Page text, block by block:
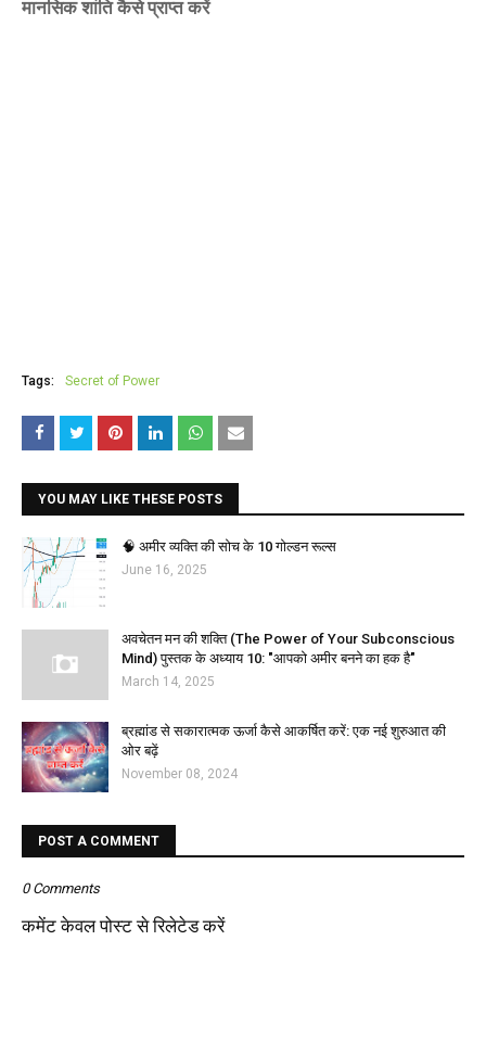
मानसिक शांति कैसे प्राप्त करें
Tags: Secret of Power
YOU MAY LIKE THESE POSTS
🧠 अमीर व्यक्ति की सोच के 10 गोल्डन रूल्स
June 16, 2025
अवचेतन मन की शक्ति (The Power of Your Subconscious
Mind) पुस्तक के अध्याय 10: "आपको अमीर बनने का हक है"
March 14, 2025
ब्रह्मांड से सकारात्मक ऊर्जा कैसे आकर्षित करें: एक नई शुरुआत की
ओर बढ़ें
November 08, 2024
POST A COMMENT
0 Comments
कमेंट केवल पोस्ट से रिलेटेड करें